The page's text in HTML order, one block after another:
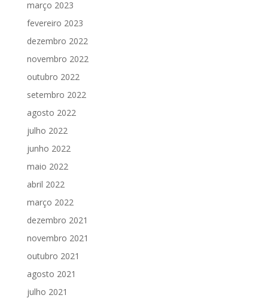
março 2023
fevereiro 2023
dezembro 2022
novembro 2022
outubro 2022
setembro 2022
agosto 2022
julho 2022
junho 2022
maio 2022
abril 2022
março 2022
dezembro 2021
novembro 2021
outubro 2021
agosto 2021
julho 2021